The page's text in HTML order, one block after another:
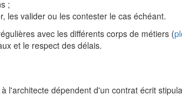
;
les valider ou les contester le cas échéant.
avec les différents corps de métiers (
et le respect des délais.
l'architecte dépendent d'un contrat écrit